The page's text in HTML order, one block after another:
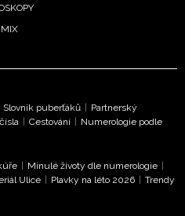
MIX
Slovník puberťáků
Partnerský
Cestování
Numerologie podle
Minulé životy dle numerologie
Ulice Plavky na léto 2026
Trendy